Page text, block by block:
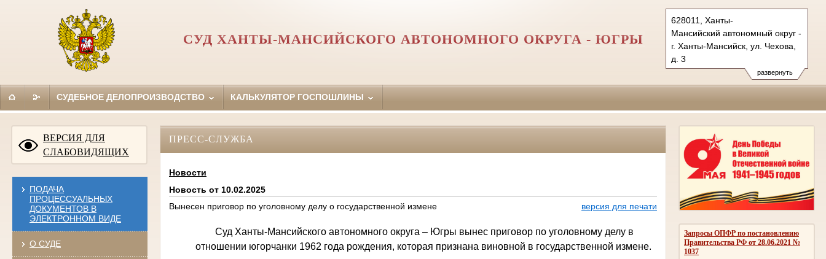
развернуть
628011, Ханты-
Мансийский автономный округ -
г. Ханты-Мансийск, ул. Чехова,
д. 3
Тел.: (3467) 350-687, 350-673,
350-700 (ф.)
oblsud.hmao@sudrf.ru
СУД ХАНТЫ-МАНСИЙСКОГО АВТОНОМНОГО ОКРУГА - ЮГРЫ
СУДЕБНОЕ ДЕЛОПРОИЗВОДСТВО КАЛЬКУЛЯТОР ГОСПОШЛИНЫ
ВЕРСИЯ ДЛЯ
СЛАБОВИДЯЩИХ
ПОДАЧА
ПРОЦЕССУАЛЬНЫХ
ДОКУМЕНТОВ В
ЭЛЕКТРОННОМ ВИДЕ
О СУДЕ
Запросы ОПФР по постановлению
Правительства РФ от 28.06.2021 №
1037
ПРЕСС-СЛУЖБА
Новости
Новость от 10.02.2025
Вынесен приговор по уголовному делу о государственной измене
версия для печати
Суд Ханты-Мансийского автономного округа – Югры вынес приговор по уголовному делу в
отношении югорчанки 1962 года рождения, которая признана виновной в государственной измене.